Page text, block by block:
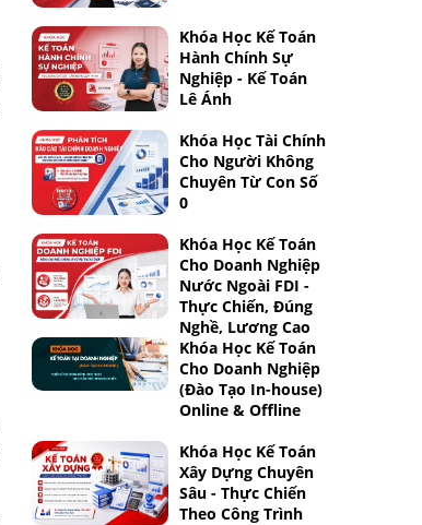
Khóa Học Kế Toán
Hành Chính Sự
Nghiệp - Kế Toán
Lê Ánh
Khóa Học Tài Chính
Cho Người Không
Chuyên Từ Con Số
0
Khóa Học Kế Toán
Cho Doanh Nghiệp
Nước Ngoài FDI -
Thực Chiến, Đúng
Nghề, Lương Cao
Khóa Học Kế Toán
Cho Doanh Nghiệp
(Đào Tạo In-house)
Online & Offline
Khóa Học Kế Toán
Xây Dựng Chuyên
Sâu - Thực Chiến
Theo Công Trình